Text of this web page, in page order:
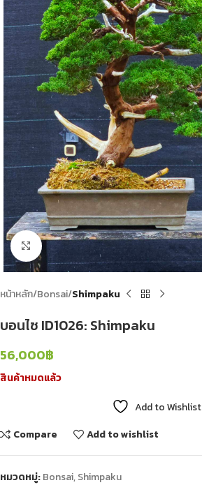
Click to enlarge
หน้าหลัก Bonsai Shimpaku
บอนไซ ID1026: Shimpaku
56,000฿
สินค้าหมดแล้ว
Add to Wishlist
Compare
Add to wishlist
หมวดหมู่:Bonsai,Shimpaku